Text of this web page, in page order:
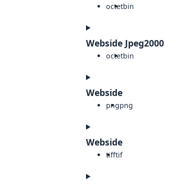
octetbin
Webside Jpeg2000
octetbin
Webside
pngpng
Webside
tifftif